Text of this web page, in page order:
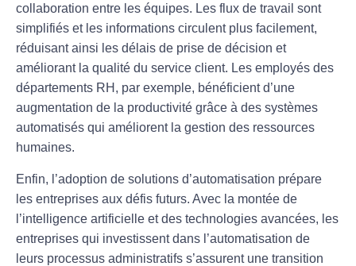
collaboration entre les équipes. Les flux de travail sont
simplifiés et les informations circulent plus facilement,
réduisant ainsi les délais de prise de décision et
améliorant la qualité du service client. Les employés des
départements RH, par exemple, bénéficient d’une
augmentation de la productivité grâce à des systèmes
automatisés qui améliorent la gestion des ressources
humaines.
Enfin, l’adoption de solutions d’automatisation prépare
les entreprises aux défis futurs. Avec la montée de
l’intelligence artificielle et des technologies avancées, les
entreprises qui investissent dans l’automatisation de
leurs processus administratifs s’assurent une transition